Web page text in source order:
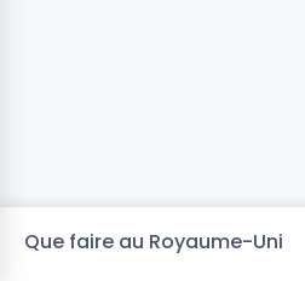
Que faire au Royaume-Uni